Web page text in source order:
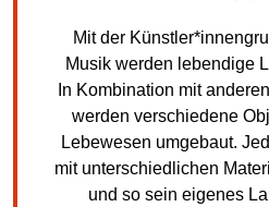
Mit der
Musik werden lebendige
In Kombination mit
werden verschiedene
Lebewesen umgebaut.
mit unterschiedlichen
und so sein eigenes